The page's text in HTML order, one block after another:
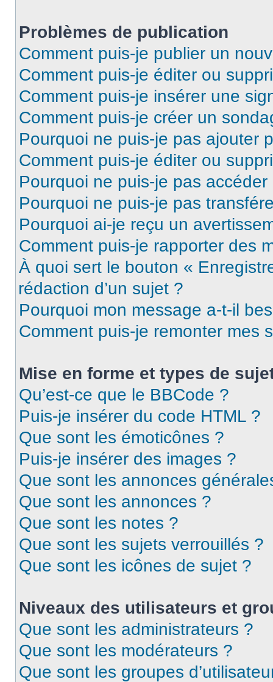
Problèmes de publication
Comment puis-je publier un
Comment puis-je éditer ou
Comment puis-je insérer une
Comment puis-je créer un
Pourquoi ne puis-je pas ajouter
Comment puis-je éditer ou
Pourquoi ne puis-je pas
Pourquoi ne puis-je pas
Pourquoi ai-je reçu un
Comment puis-je rapporter des
À quoi sert le bouton «
rédaction d’un sujet ?
Pourquoi mon message a-t-il
Comment puis-je remonter mes
Mise en forme et types de
Qu’est-ce que le BBCode ?
Puis-je insérer du code HTML ?
Que sont les émoticônes ?
Puis-je insérer des images ?
Que sont les annonces
Que sont les annonces ?
Que sont les notes ?
Que sont les sujets verrouillés ?
Que sont les icônes de sujet ?
Niveaux des utilisateurs et
Que sont les administrateurs ?
Que sont les modérateurs ?
Que sont les groupes